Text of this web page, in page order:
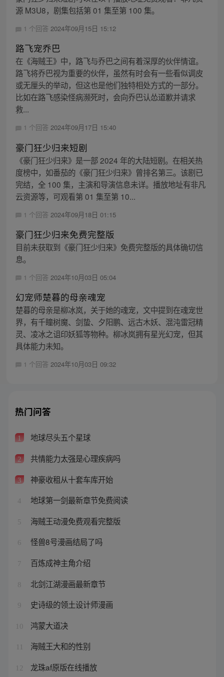
源 M3U8，剧集包括第 01 集至第 100 集。
1 个回答 2024年09月15日 15:12
路飞宠乔巴
在《海贼王》中，路飞与乔巴之间有着深厚的伙伴情谊。
路飞将乔巴视为重要的伙伴，虽然有时会有一些看似调皮
或无厘头的举动，但这也是他们独特相处方式的一部分。
比如在路飞感染怪病濒死时，会向乔巴认怂道歉并请求
救...
1 个回答 2024年09月17日 15:40
豪门狂少归来短剧
《豪门狂少归来》是一部 2024 年的大陆短剧。在相关热
度榜中，如番茄的《豪门狂少归来》曾排名第三。该剧已
完结，全 100 集，主演和导演信息未详。播放地址有非凡
云资源等，可观看第 01 集至第 10...
1 个回答 2024年09月18日 01:15
豪门狂少归来免费完整版
目前未获取到《豪门狂少归来》免费完整版的具体确切信
息。
1 个回答 2024年10月03日 05:04
幻宠师楚暮的母亲魂宠
楚暮的母亲是柳冰岚，关于她的魂宠，文中提到在魂宠世
界，有千瞳树魔、剑蛰、夕阳鹏、远古木妖、混沌雷冠精
灵、凌冰之诅印妖狐等物种。柳冰岚拥有星光幻宠，但其
具体能力未知。
1 个回答 2024年10月03日 09:32
热门问答
1 地球尽头五个星球
2 共情能力太强是心理疾病吗
3 神豪收租从十套车库开始
4 地球第一剑最新章节免费阅读
5 海贼王动漫免费观看完整版
6 怪兽8号漫画结局了吗
7 百炼成神主角介绍
8 北剑江湖漫画最新章节
9 史诗级的领土设计师漫画
10 鸿蒙大道决
海贼王大和的性别
12 龙珠af原版在线播放